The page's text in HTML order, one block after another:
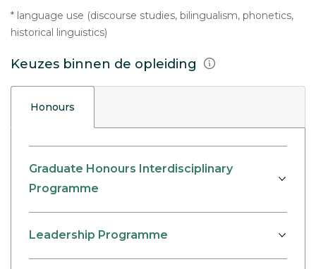
* language use (discourse studies, bilingualism, phonetics,
historical linguistics)
Keuzes binnen de opleiding
Honours
Graduate Honours Interdisciplinary
Programme
Leadership Programme